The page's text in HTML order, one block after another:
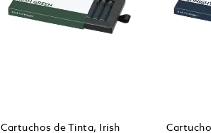
Cartuchos de Tinta, Irish